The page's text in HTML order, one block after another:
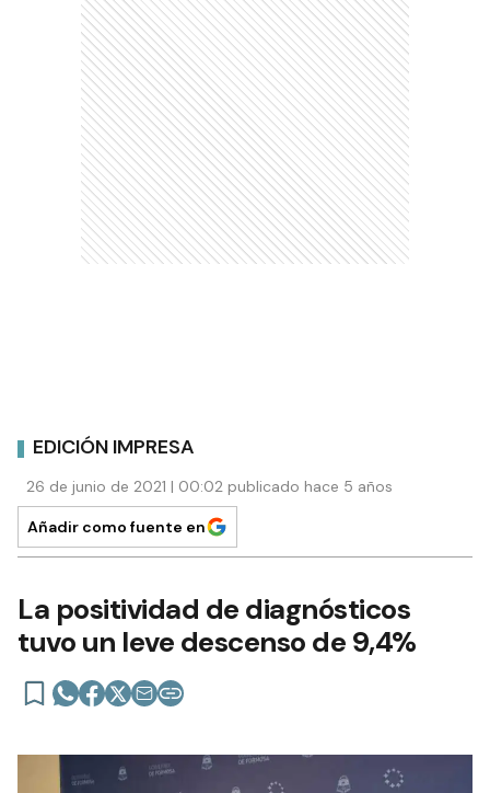
EDICIÓN IMPRESA
26 de junio de 2021 | 00:02 publicado hace 5 años
Añadir como fuente en
La positividad de diagnósticos
tuvo un leve descenso de 9,4%